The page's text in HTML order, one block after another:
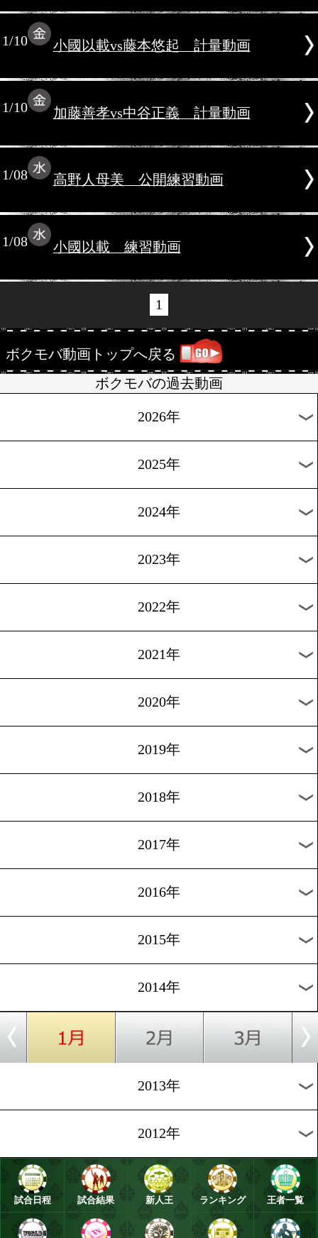
1/16
1/10 村田諒太 公開練習動画
1/10 小國以載vs藤本悠起 計量動画
1/08 高野人母美 公開練習動画
ボクモバ動画トップへ戻る
ボクモバの過去動画
2025年
2024年
2022年
2020年
2019年
2018年
2017年
2016年